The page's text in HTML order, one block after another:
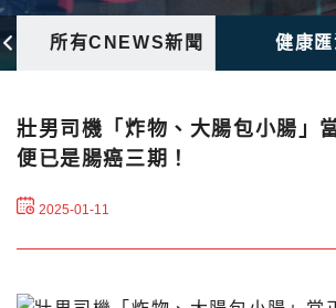
所有CNEWS新聞 健康匯
壯男司機「炸物、大腸包小腸」
便已是腸癌三期！
2025-01-11